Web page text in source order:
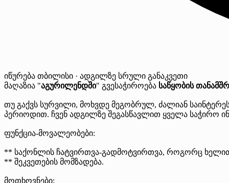
იწურება თბილისი · ადგილზე სრული განაკვეთი
მაღაზია "აგურილენდში" გვესაჭიროება საწყობის
თუ გაქვს სურვილი, მოხვდე მეგობრულ, ძალიან
პერიოდით. ჩვენ ადგილზე შეგასწავლით ყველა საჭირო
ფუნქცია-მოვალეობები:
** საქონლის ჩატვირთვა-გადმოტვირთვა, როგორც
** შეკვეთების მომზადება.
მოთხოვნები: